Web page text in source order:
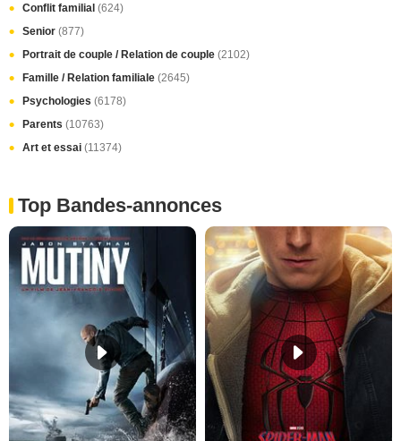
Conflit familial (624)
Senior (877)
Portrait de couple / Relation de couple (2102)
Famille / Relation familiale (2645)
Psychologies (6178)
Parents (10763)
Art et essai (11374)
Top Bandes-annonces